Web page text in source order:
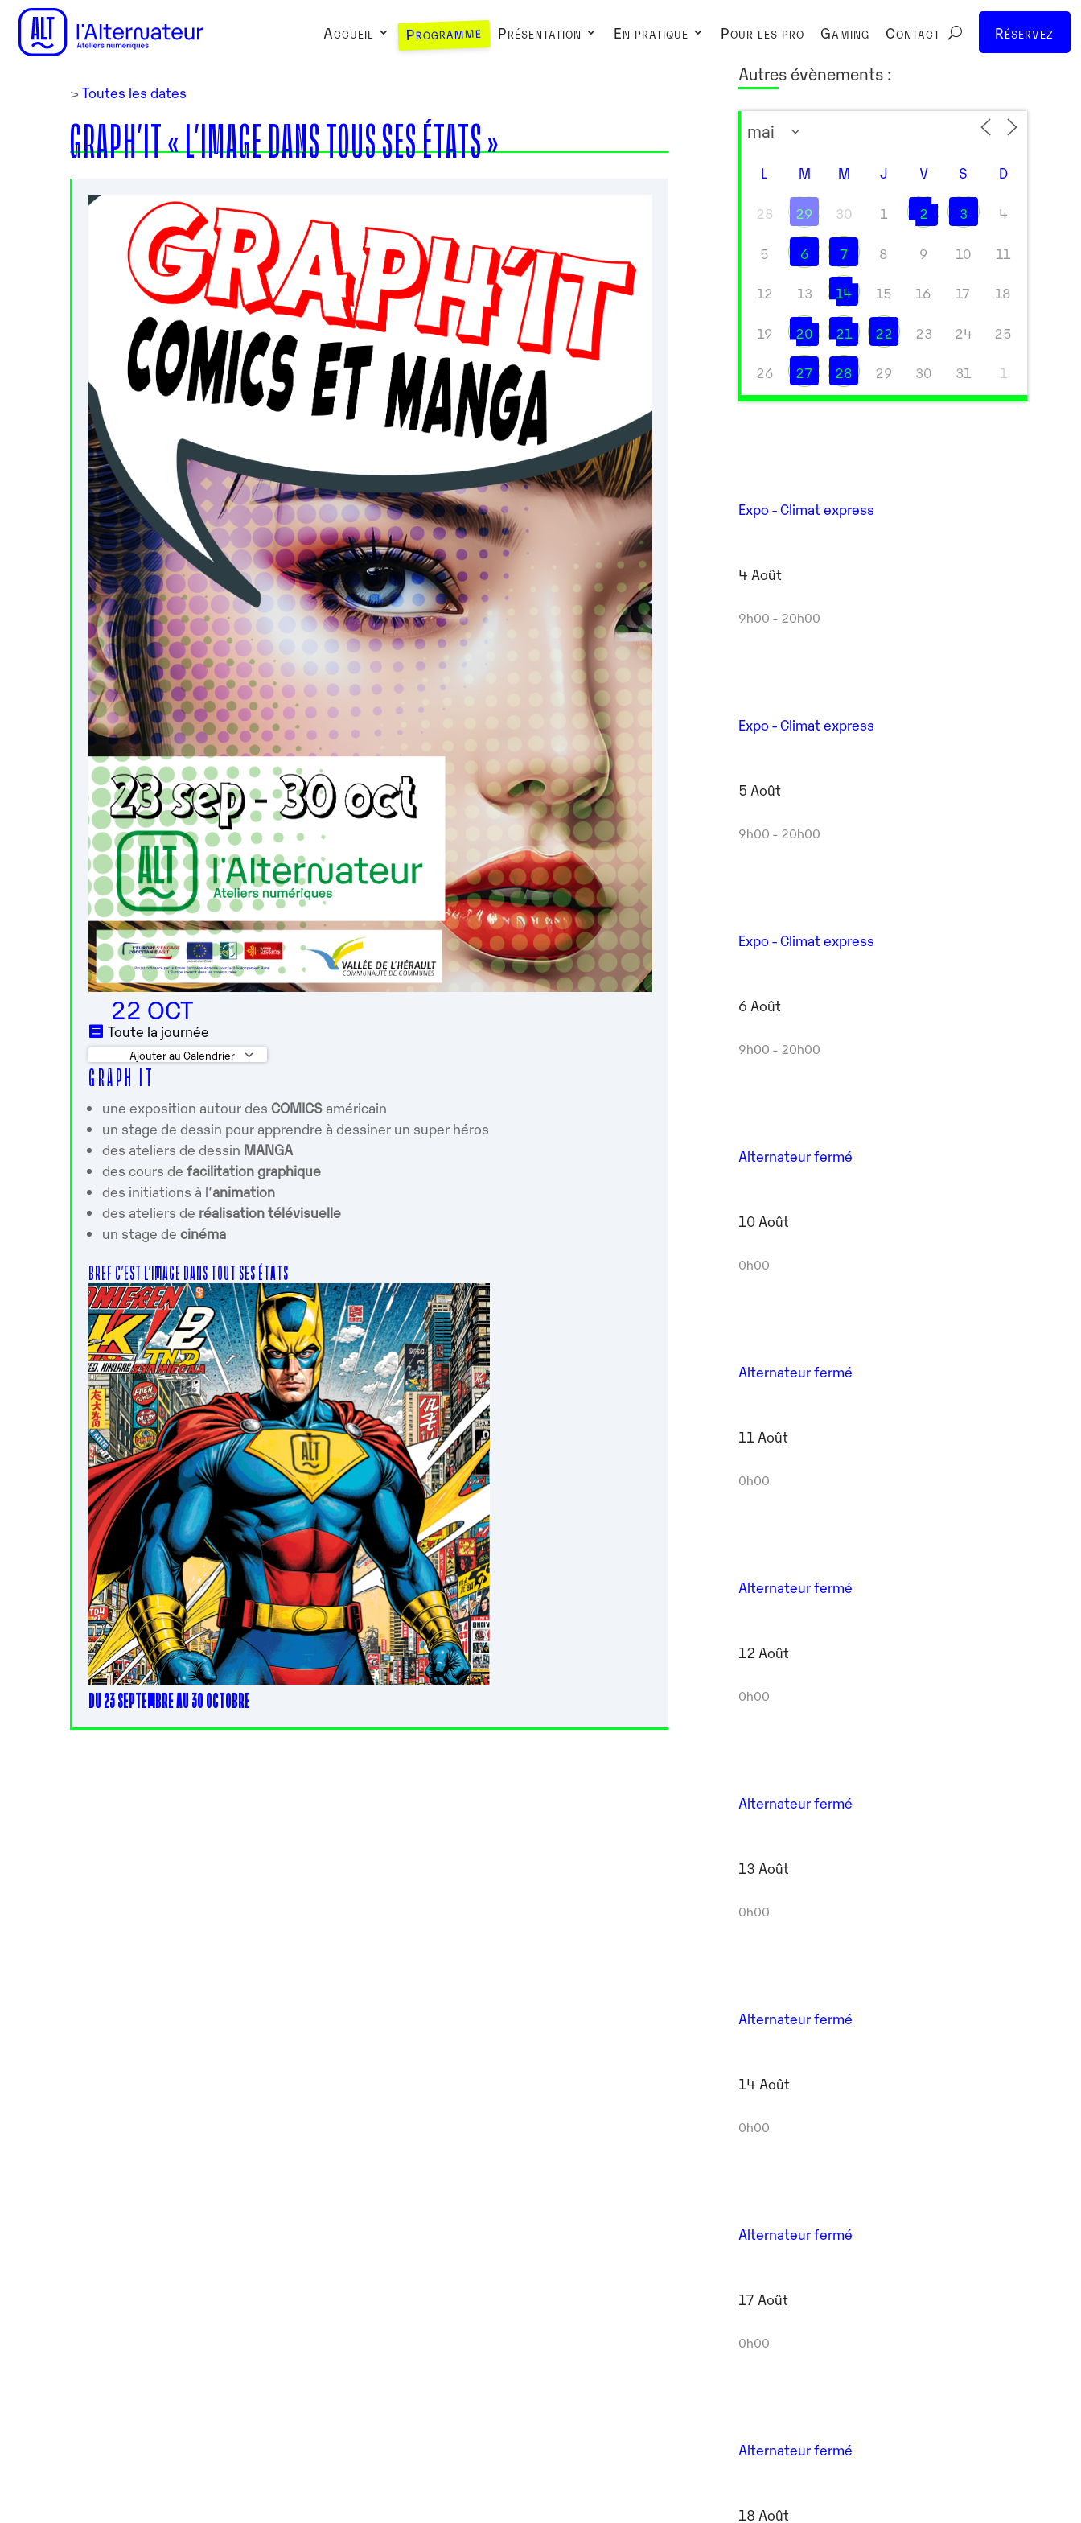
Accueil Programme Présentation En pratique Pour les pro Gaming Contact Réservez
> Toutes les dates
GRAPH’IT « L’IMAGE DANS TOUS SES ÉTATS »
22 OCT
Toute la journée
Ajouter au Calendrier
Télécharger ICS
G R A P H I T
une exposition autour desCOMICSaméricain
un stage de dessin pour apprendre à dessiner un super héros
des ateliers de dessin MANGA
des cours defacilitation graphique
des initiations à l’animation
des ateliers de réalisation télévisuelle
un stage decinéma
BREF C’EST L’IMAGE DANS TOUT SES ÉTATS
DU 23 SEPTEMBRE AU 30 OCTOBRE
Autres évènements :
L M M J V S D
28 29 30 1 2 3 4
5 6 7 8 9 10 11
12 13 14 15 16 17 18
19 20 21 22 23 24 25
26 27 28 29 30 31 1
Expo - Climat express
4 Août
9h00 - 20h00
Expo - Climat express
5 Août
9h00 - 20h00
Expo - Climat express
6 Août
9h00 - 20h00
Alternateur fermé
10 Août
0h00
Alternateur fermé
11 Août
0h00
Alternateur fermé
12 Août
0h00
Alternateur fermé
13 Août
0h00
Alternateur fermé
14 Août
0h00
Alternateur fermé
17 Août
0h00
Alternateur fermé
18 Août